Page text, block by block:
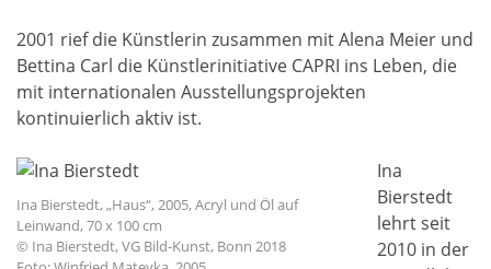
2001 rief die Künstlerin zusammen mit Alena Meier und
Bettina Carl die Künstlerinitiative CAPRI ins Leben, die
mit internationalen Ausstellungsprojekten
kontinuierlich aktiv ist.
Ina Bierstedt, „Haus“, 2005, Acryl und Öl auf
Leinwand, 70 x 100 cm
© Ina Bierstedt, VG Bild-Kunst, Bonn 2018
Ina
Bierstedt
lehrt seit
2010 in der